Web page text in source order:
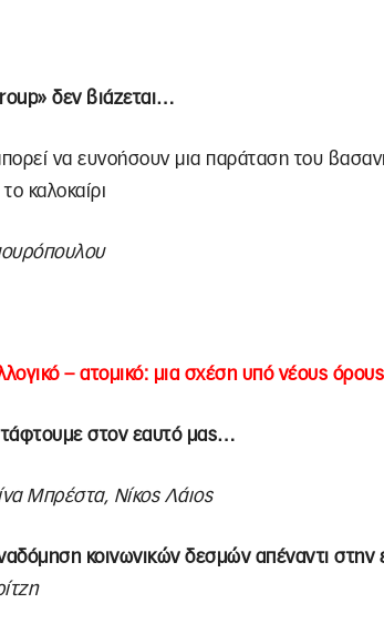
δεν βιάζεται…
μπορεί να ευνοήσουν μια παράταση του
καλοκαίρι
– ατομικό: μια σχέση υπό νέους όρους
στον εαυτό μας…
Μπρέστα, Νίκος Λάιος
κοινωνικών δεσμών απέναντι στην